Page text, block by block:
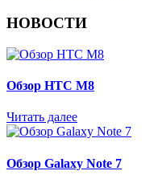
НОВОСТИ
Обзор НТС М8
Читать далее
Обзор Galaxy Note 7